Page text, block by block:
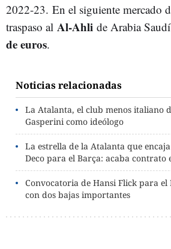
2022-23. En el siguiente mercado
traspaso al Al-Ahli de Arabia
de euros.
Noticias relacionadas
La Atalanta, el club menos italiano
Gasperini como ideólogo
La estrella de la Atalanta que
Deco para el Barça: acaba contrato
Convocatoria de Hansi Flick para el
con dos bajas importantes